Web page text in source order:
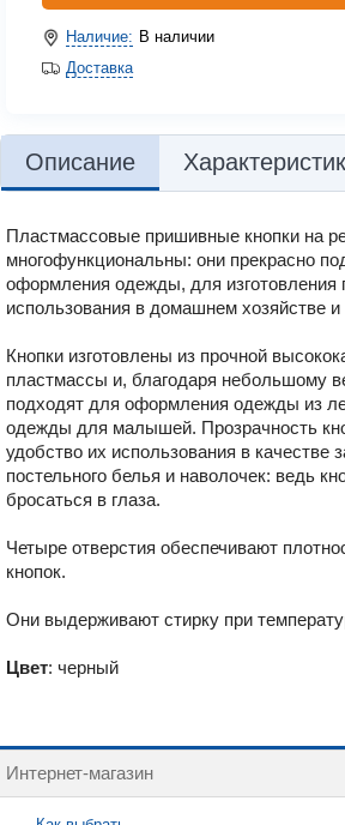
Наличие: В наличии
Доставка
Описание
Пластмассовые пришивные кнопки на
многофункциональны: они прекрасно
оформления одежды, для изготовления
использования в домашнем хозяйстве и
Кнопки изготовлены из прочной
пластмассы и, благодаря небольшому
подходят для оформления одежды из
одежды для малышей. Прозрачность
удобство их использования в качестве
постельного белья и наволочек: ведь
бросаться в глаза.
Четыре отверстия обеспечивают
кнопок.
Они выдерживают стирку при
Цвет: черный
Интернет-магазин